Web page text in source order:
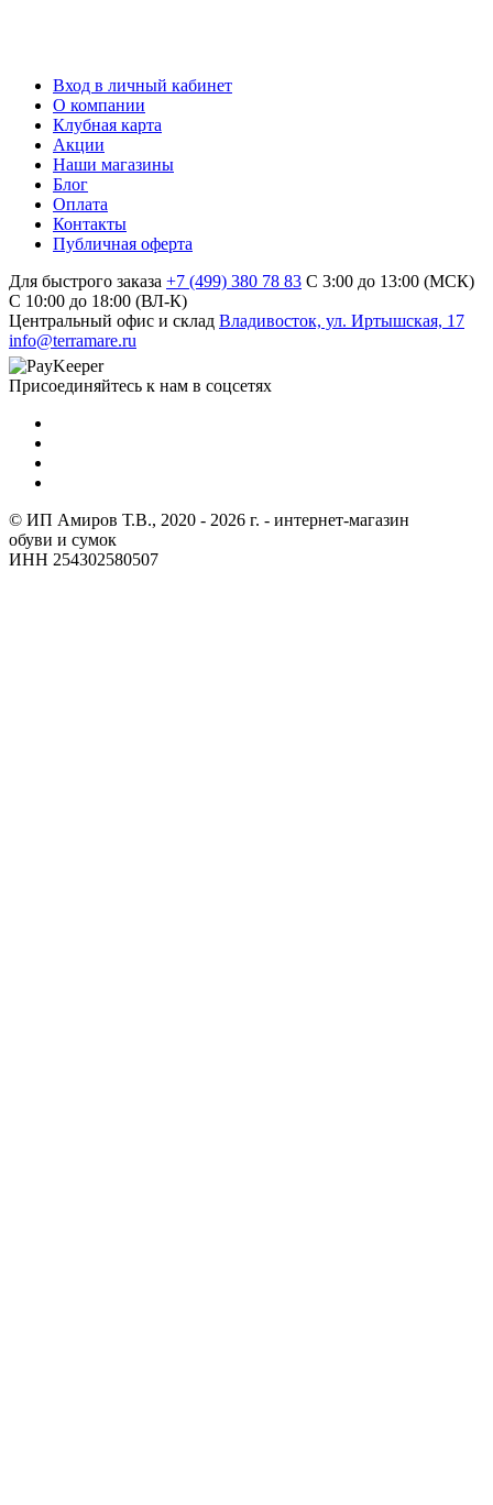
Вход в личный кабинет
О компании
Клубная карта
Акции
Наши магазины
Блог
Оплата
Контакты
Публичная оферта
Для быстрого заказа +7 (499) 380 78 83 С 3:00 до 13:00 (МСК)
C 10:00 до 18:00 (ВЛ-К)
Центральный офис и склад Владивосток, ул. Иртышская, 17
info@terramare.ru
Присоединяйтесь к нам в соцсетях
© ИП Амиров Т.В., 2020 - 2026 г. - интернет-магазин
обуви и сумок
ИНН 254302580507